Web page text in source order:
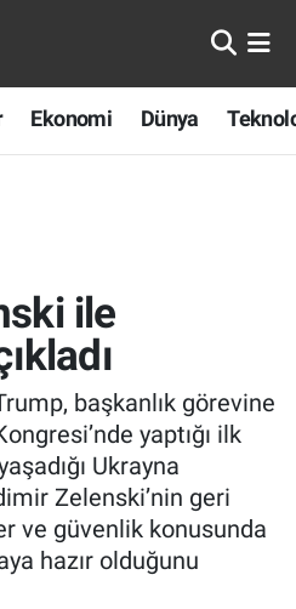
Ekonomi Dünya
ile
başkanlık görevine
yaptığı ilk
Ukrayna
Zelenski’nin geri
ve güvenlik konusunda
hazır olduğunu
ve Fikstür